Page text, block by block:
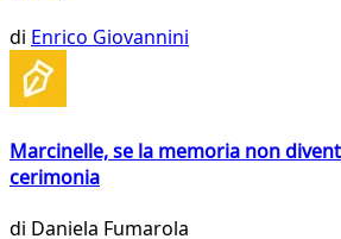
di Enrico Giovannini
Marcinelle, se la memoria non
cerimonia
di Daniela Fumarola